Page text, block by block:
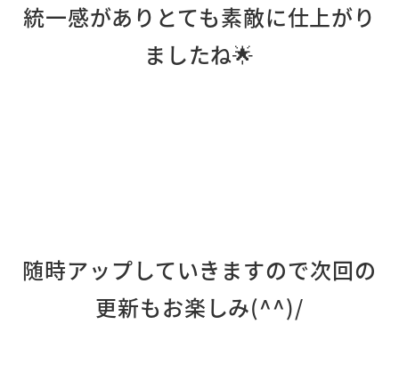
統一感がありとても素敵に仕上がり
ましたね🌟
随時アップしていきますので次回の
更新もお楽しみ(^^)/